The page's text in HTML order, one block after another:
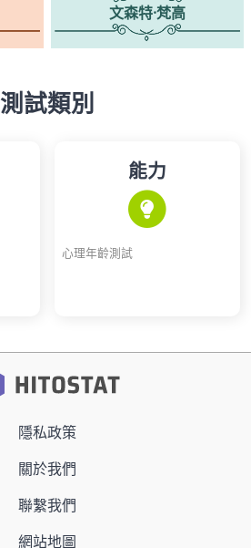
文森特·梵高
測試類別
能力
心理年齡測試
隱私政策
關於我們
聯繫我們
網站地圖